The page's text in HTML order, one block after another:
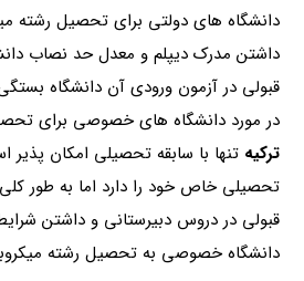
دانشگاه های دولتی برای تحصیل رشته
داشتن مدرک دیپلم و معدل حد نصاب
قبولی در آزمون ورودی آن دانشگاه
در مورد دانشگاه های خصوصی برای
ترکیه تنها با سابقه تحصیلی امکان
قبولی در دروس دبیرستانی و داشتن
دانشگاه خصوصی به تحصیل رشته